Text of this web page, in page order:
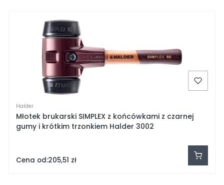
Halder
Młotek brukarski SIMPLEX z końcówkami z czarnej
gumy i krótkim trzonkiem Halder 3002
Cena od:205,51 zł